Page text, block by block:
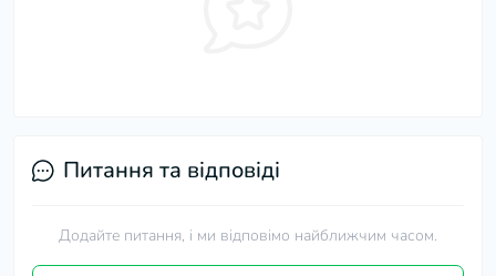
Питання та відповіді
Додайте питання, і ми відповімо найближчим часом.